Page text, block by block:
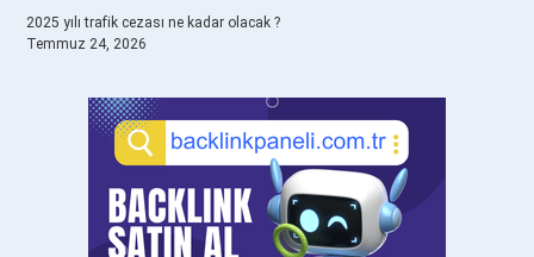
2025 yılı trafik cezası ne kadar olacak ?
Temmuz 24, 2026